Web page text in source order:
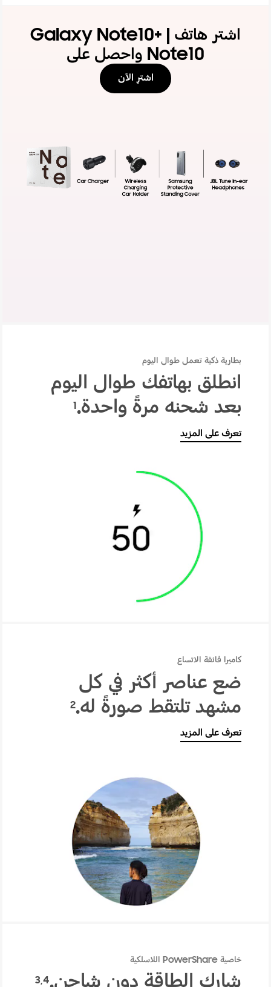
اشتر هاتف Galaxy Note10+ |
Note10 واحصل على
اشترِ الآن
بطارية ذكية تعمل طوال اليوم
انطلق بهاتفك طوال اليوم
بعد شحنه مرةً واحدة.1
تعرف على المزيد
كاميرا فائقة الاتساع
ضع عناصر أكثر في كل
مشهد تلتقط صورةً له.2
تعرف على المزيد
خاصية PowerShare اللاسلكية
شارك الطاقة دون شاحن.3,4